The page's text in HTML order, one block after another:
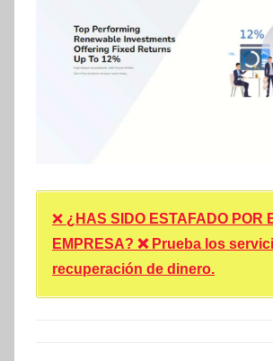
❌ ¿HAS SIDO ESTAFADO POR
EMPRESA? ❌ Prueba los
recuperación de dinero.